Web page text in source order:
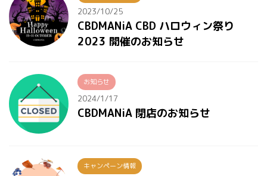
2023/10/25
CBDMANiA CBD ハロウィン祭り
2023 開催のお知らせ
お知らせ
2024/1/17
CBDMANiA 閉店のお知らせ
キャンペーン情報